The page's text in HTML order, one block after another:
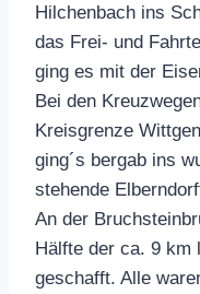
Hilchenbach ins
das Frei- und
ging es mit der
Bei den
Kreisgrenze
ging´s bergab ins
stehende
An der
Hälfte der ca. 9 km
geschafft. Alle